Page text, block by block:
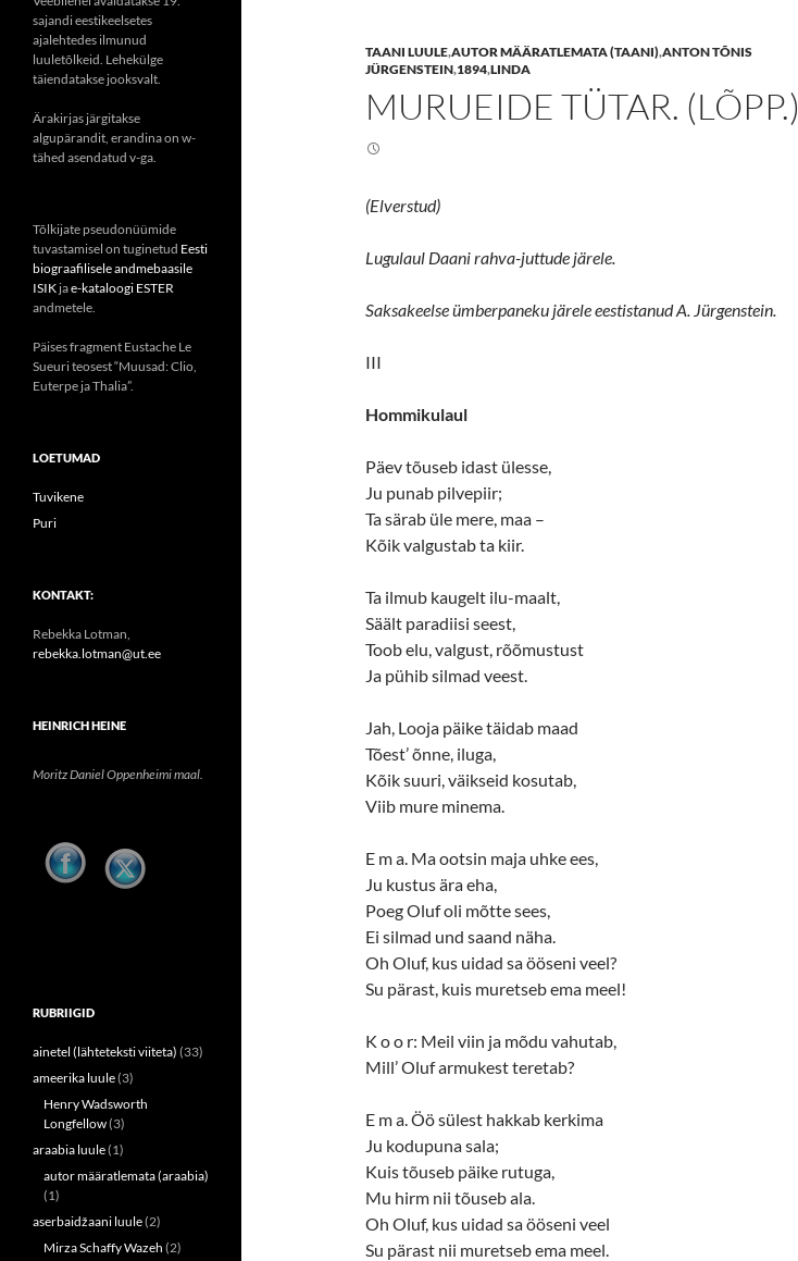
TAANI LUULE,AUTOR MÄÄRATLEMATA (TAANI),ANTON TÕNIS
JÜRGENSTEIN,1894,LINDA
MURUEIDE TÜTAR. (LÕPP.)
(Elverstud)
Lugulaul Daani rahva-juttude järele.
Saksakeelse ümberpaneku järele eestistanud A. Jürgenstein.
III
Hommikulaul
Päev tõuseb idast ülesse,
Ju punab pilvepiir;
Ta särab üle mere, maa –
Kõik valgustab ta kiir.
Ta ilmub kaugelt ilu-maalt,
Säält paradiisi seest,
Toob elu, valgust, rõõmustust
Ja pühib silmad veest.
Jah, Looja päike täidab maad
Tõest’ õnne, iluga,
Kõik suuri, väikseid kosutab,
Viib mure minema.
E m a. Ma ootsin maja uhke ees,
Ju kustus ära eha,
Poeg Oluf oli mõtte sees,
Ei silmad und saand näha.
Oh Oluf, kus uidad sa ööseni veel?
Su pärast, kuis muretseb ema meel!
K o o r: Meil viin ja mõdu vahutab,
Mill’ Oluf armukest teretab?
E m a. Öö sülest hakkab kerkima
Ju kodupuna sala;
Kuis tõuseb päike rutuga,
Mu hirm nii tõuseb ala.
Oh Oluf, kus uidad sa ööseni veel
Su pärast nii muretseb ema meel.
sajandi eestikeelsetes
ajalehtedes ilmunud
luuletõlkeid. Lehekülge
täiendatakse jooksvalt.
Ärakirjas järgitakse
algupärandit, erandina on w-
tähed asendatud v-ga.
Tõlkijate pseudonüümide
tuvastamisel on tuginetud Eesti
biograafilisele andmebaasile
ISIK jae-kataloogi ESTER
andmetele.
Päises fragment Eustache Le
Sueuri teosest “Muusad: Clio,
Euterpe ja Thalia”.
LOETUMAD
Tuvikene
Puri
KONTAKT:
Rebekka Lotman,
rebekka.lotman@ut.ee
HEINRICH HEINE
Moritz Daniel Oppenheimi maal.
RUBRIIGID
ainetel (lähteteksti viiteta) (33)
ameerika luule(3)
Henry Wadsworth
Longfellow(3)
araabia luule(1)
autor määratlemata (araabia)
(1)
aserbaidžaani luule(2)
Mirza Schaffy Wazeh (2)